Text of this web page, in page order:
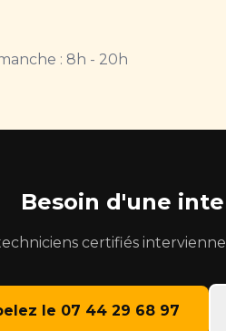
: 8h - 20h
Besoin d'une
certifiés
le 07 44 29 68 97